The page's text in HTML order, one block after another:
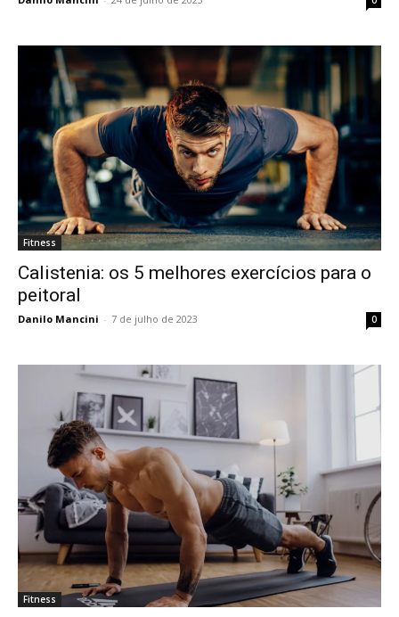
Fitness
Calistenia: os 5 melhores exercícios para o
peitoral
Danilo Mancini - 7 de julho de 2023 0
Fitness